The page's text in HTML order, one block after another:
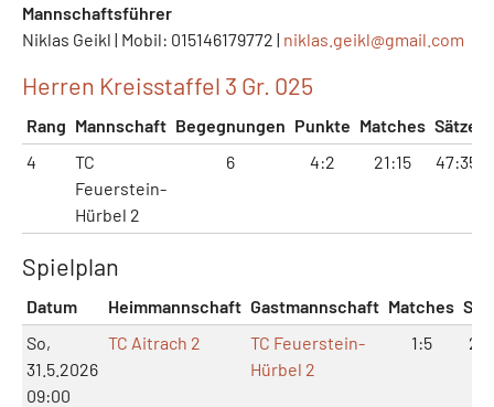
Mannschaftsführer
Niklas Geikl | Mobil: 015146179772 | niklas.geikl@gmail.com
Herren Kreisstaffel 3 Gr. 025
Rang Mannschaft Begegnungen Punkte Matches Sätze
4
TC
Feuerstein-
Hürbel 2
6 4:2 21:15 47:35
Spielplan
Datum Heimmannschaft Gastmannschaft Matches
So,
31.5.2026
09:00
TC Aitrach 2
TC Feuerstein-
Hürbel 2
1:5